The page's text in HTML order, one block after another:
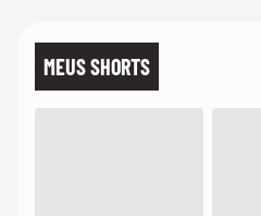
MEUS SHORTS